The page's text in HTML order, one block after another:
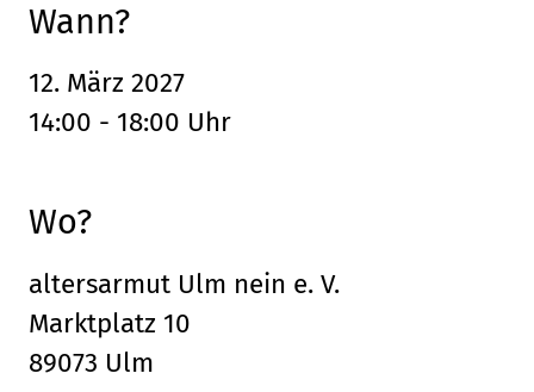
Wann?
12. März 2027
14:00 - 18:00 Uhr
Wo?
altersarmut Ulm nein e. V.
Marktplatz 10
89073 Ulm